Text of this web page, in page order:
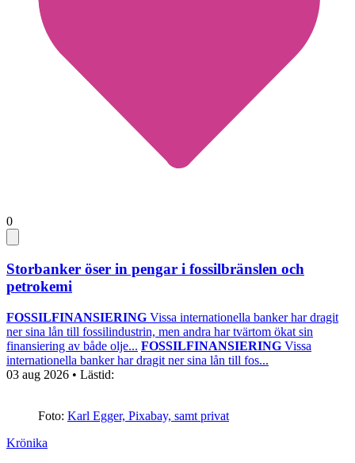
0
Storbanker öser in pengar i fossilbränslen och
petrokemi
FOSSILFINANSIERING Vissa internationella banker har dragit
ner sina lån till fossilindustrin, men andra har tvärtom ökat sin
finansiering av både olje... FOSSILFINANSIERING Vissa
internationella banker har dragit ner sina lån till fos...
03 aug 2026 • Lästid:
Foto: Karl Egger, Pixabay, samt privat
Krönika